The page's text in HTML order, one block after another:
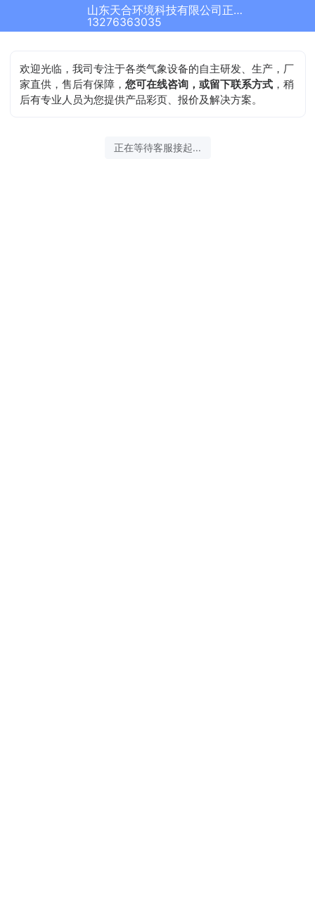
山东天合环境科技有限公司正在为您服务
13276363035
欢迎光临，我司专注于各类气象设备的自主研发、生产，厂
家直供，售后有保障，您可在线咨询，或留下联系方式 ，稍
后有专业人员为您提供产品彩页、报价及解决方案。
正在等待客服接起...